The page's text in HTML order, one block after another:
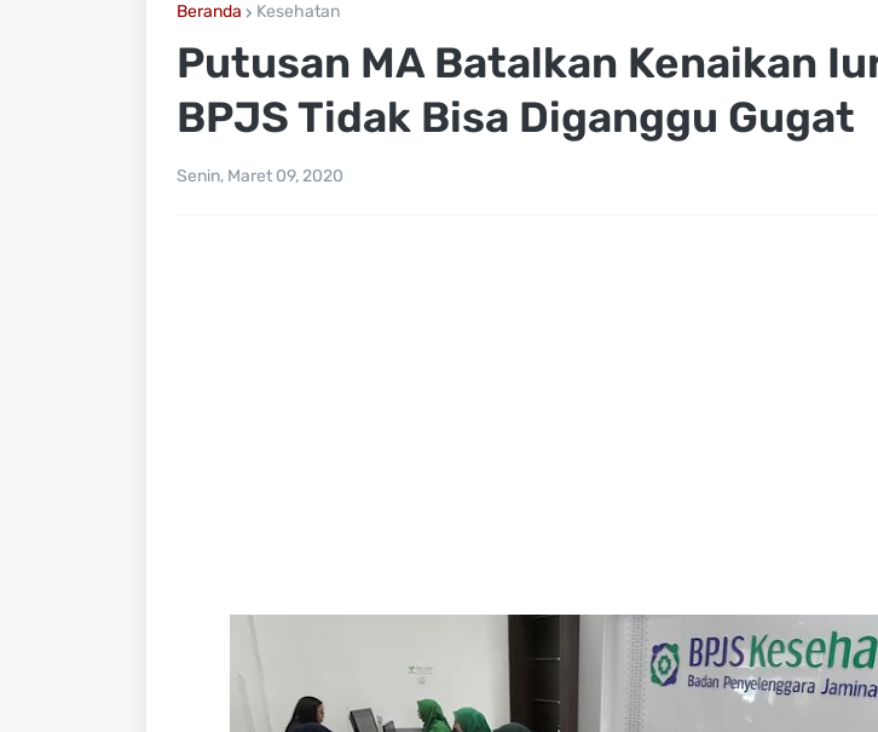
Beranda Kesehatan
Putusan MA Batalkan Kenaikan
BPJS Tidak Bisa Diganggu Gugat
Senin, Maret 09, 2020